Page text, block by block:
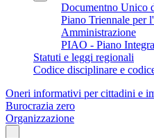
Documentno Unico
Piano Triennale per
Amministrazione
PIAO - Piano
Statuti e leggi regionali
Codice disciplinare e
Oneri informativi per cittadini e
Burocrazia zero
Organizzazione